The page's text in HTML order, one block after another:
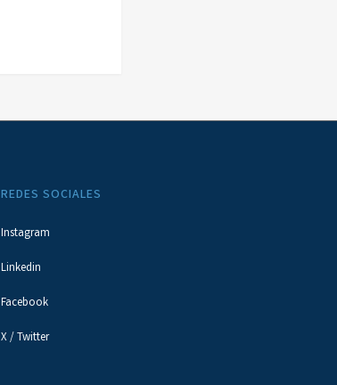
REDES SOCIALES
Instagram
Linkedin
Facebook
X / Twitter